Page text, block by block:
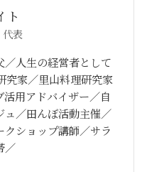
ト
表
人生の経営者として
究家／里山料理研究家
用アドバイザー／自
／田んぼ活動主催／
ショップ講師／サラ
／